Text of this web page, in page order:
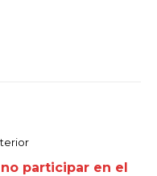
participar en el